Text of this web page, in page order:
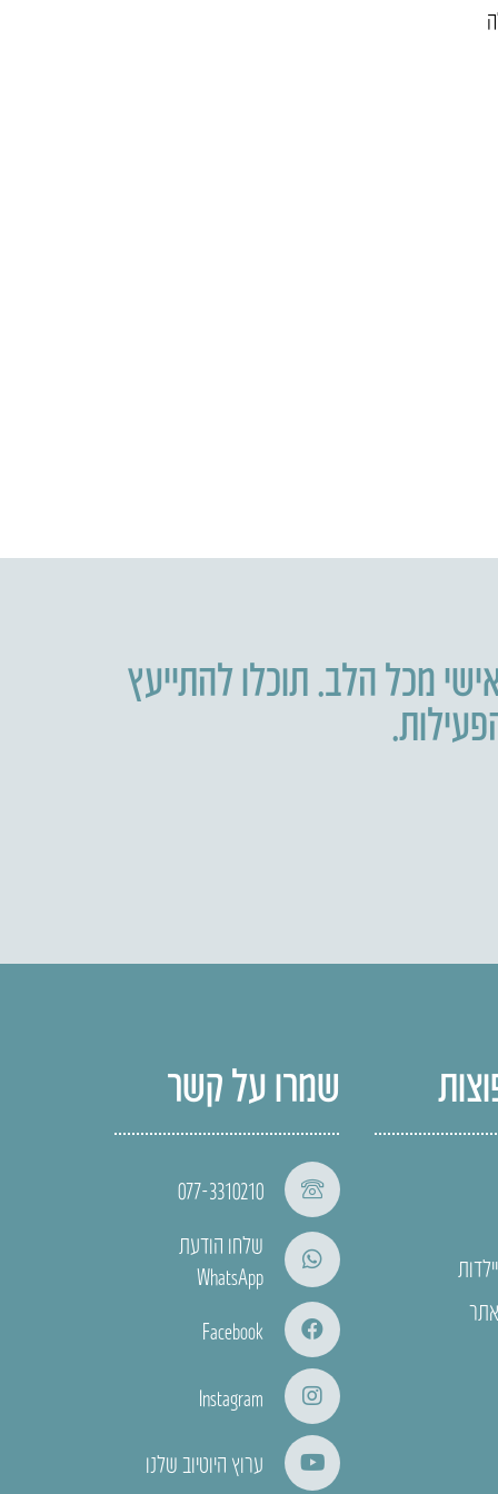
מכל הלב. תוכלו להתייעץ
שמרו על קשר
077-3310210
שלחו הודעת
WhatsApp
Facebook
Instagram
ערוץ היוטיוב שלנו